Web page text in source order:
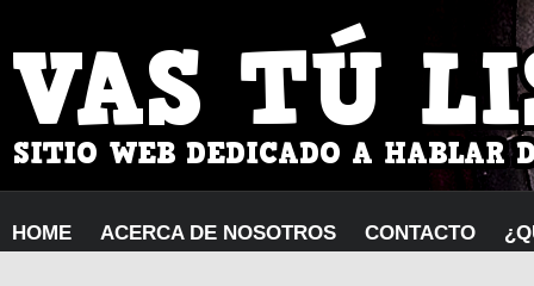
HOME ACERCA DE NOSOTROS CONTACTO